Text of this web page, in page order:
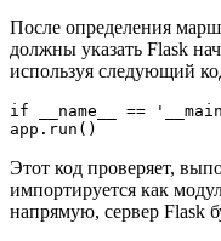
После определения
должны указать Flask
используя следующий
if __name__ ==
app.run()
Этот код проверяет,
импортируется как
напрямую, сервер Flask